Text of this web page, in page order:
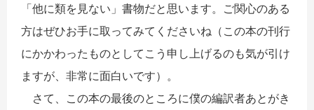
「他に類を見ない」書物だと思います。ご関心のある
方はぜひお手に取ってみてくださいね（この本の刊行
にかかわったものとしてこう申し上げるのも気が引け
ますが、非常に面白いです）。
さて、この本の最後のところに僕の編訳者あとがき